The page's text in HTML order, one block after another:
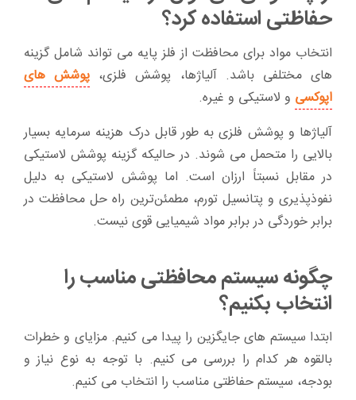
حفاظتی استفاده کرد؟
انتخاب مواد برای محافظت از فلز پایه می تواند شامل گزینه
های مختلفی باشد. آلیاژها، پوشش فلزی، پوشش های
اپوکسی و لاستیکی و غیره.
آلیاژها و پوشش فلزی به طور قابل درک هزینه سرمایه بسیار
بالایی را متحمل می شوند. در حالیکه گزینه پوشش لاستیکی
در مقابل نسبتاً ارزان است. اما پوشش لاستیکی به دلیل
نفوذپذیری و پتانسیل تورم، مطمئن‌ترین راه حل محافظت در
برابر خوردگی در برابر مواد شیمیایی قوی نیست.
چگونه سیستم محافظتی مناسب را
انتخاب بکنیم؟
ابتدا سیستم های جایگزین را پیدا می کنیم. مزایای و خطرات
بالقوه هر کدام را بررسی می کنیم. با توجه به نوع نیاز و
بودجه، سیستم حفاظتی مناسب را انتخاب می کنیم.